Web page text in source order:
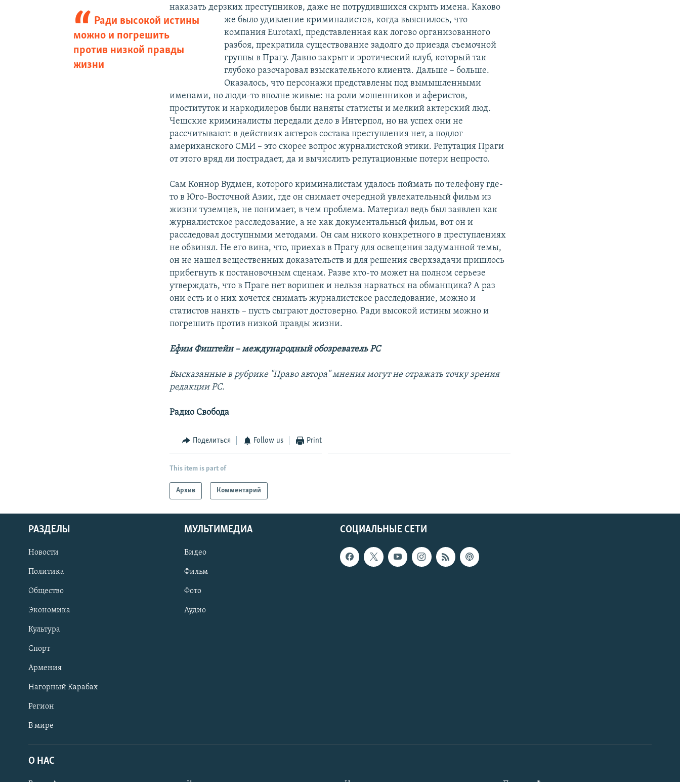
наказать дерзких преступников, даже не потрудившихся скрыть имена. Каково
же
Ради высокой истины
можно и погрешить
против низкой правды
жизни
было удивление криминалистов, когда выяснилось, что
компания Eurotaxi, представленная как логово организованного
разбоя, прекратила существование задолго до приезда съемочной
группы в Прагу. Давно закрыт и эротический клуб, который так
глубоко разочаровал взыскательного клиента. Дальше – больше.
Оказалось, что персонажи представлены под вымышленными
именами, но люди-то вполне живые: на роли мошенников и аферистов,
проституток и наркодилеров были наняты статисты и мелкий актерский люд.
Чешские криминалисты передали дело в Интерпол, но на успех они не
рассчитывают: в действиях актеров состава преступления нет, а подлог
американского СМИ – это скорее вопрос журналистской этики. Репутация Праги
от этого вряд ли пострадает, да и вычислить репутационные потери непросто.
Сам Коннор Вудмен, которого криминалистам удалось поймать по телефону где-
то в Юго-Восточной Азии, где он снимает очередной увлекательный фильм из
жизни туземцев, не понимает, в чем проблема. Материал ведь был заявлен как
журналистское расследование, а не как документальный фильм, вот он и
расследовал доступными методами. Он сам никого конкретного в преступлениях
не обвинял. Не его вина, что, приехав в Прагу для освещения задуманной темы,
он не нашел вещественных доказательств и для решения сверхзадачи пришлось
прибегнуть к постановочным сценам. Разве кто-то может на полном серьезе
утверждать, что в Праге нет воришек и нельзя нарваться на обманщика? А раз
они есть и о них хочется снимать журналистское расследование, можно и
статистов нанять – пусть сыграют достоверно. Ради высокой истины можно и
погрешить против низкой правды жизни.
Ефим Фиштейн – международный обозреватель РС
Высказанные в рубрике "Право автора" мнения могут не отражать точку зрения
редакции РС.
Радио Свобода
Поделиться Follow us Print
This item is part of
Архив Комментарий
СОЦИАЛЬНЫЕ СЕТИ
РАЗДЕЛЫ
Новости
Политика
Общество
Экономика
Культура
Спорт
Армения
Нагорный Карабах
Регион
В мире
МУЛЬТИМЕДИА
Видео
Фильм
Фото
Аудио
О НАС